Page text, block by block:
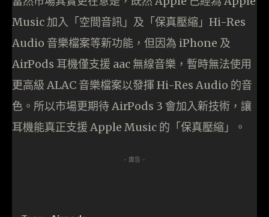
Music 加入「空間音訊」及「保真壓縮」Hi-Res
Audio 音樂檔案等新功能，但因為 iPhone 及
AirPods 耳機僅支援 aac 無線音樂，暫時無法使用
更高級 ALAC 音樂檔案以發揮 Hi-Res Audio 的音
色。所以市場更期待 AirPods 3 會加入新技術，讓
耳機能真正支援 Apple Music 的「保真壓縮」。
- 廣告 -